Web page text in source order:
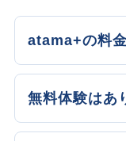
atama+の料
無料体験はあ